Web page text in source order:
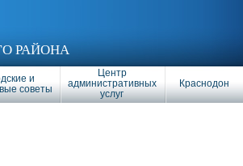
РАЙОНА
и
советы
Центр
административных
услуг
Краснодон